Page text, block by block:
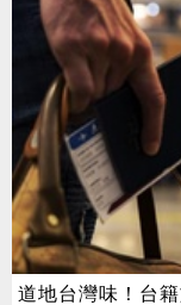
道地台灣味！台